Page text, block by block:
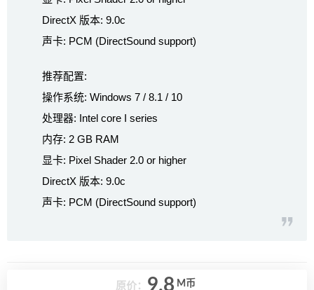
DirectX 版本: 9.0c
声卡: PCM (DirectSound support)
推荐配置:
操作系统: Windows 7 / 8.1 / 10
处理器: Intel core I series
内存: 2 GB RAM
显卡: Pixel Shader 2.0 or higher
DirectX 版本: 9.0c
声卡: PCM (DirectSound support)
原价： 9.8 M币